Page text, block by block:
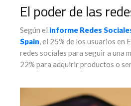
El poder de las
Según el informe Redes
Spain, el 25% de los usuarios en
redes sociales para seguir a una
22% para adquirir productos o